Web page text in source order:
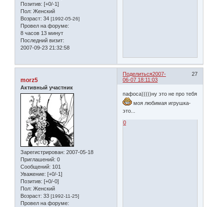
Позитив: [+0/-1]
Пол: Женский
Возраст: 34 [1992-05-26]
Провел на форуме:
8 часов 13 минут
Последний визит:
2007-09-23 21:32:58
Поделиться 27
2007-
06-07 18:11:03
morz5
Активный участник
Зарегистрирован: 2007-05-18
Приглашений: 0
Сообщений: 101
Уважение: [+0/-1]
Позитив: [+0/-0]
Пол: Женский
Возраст: 33 [1992-11-25]
Провел на форуме:
пафоса)))))ну это не про тебя
моя любимая игрушка-
это...
0